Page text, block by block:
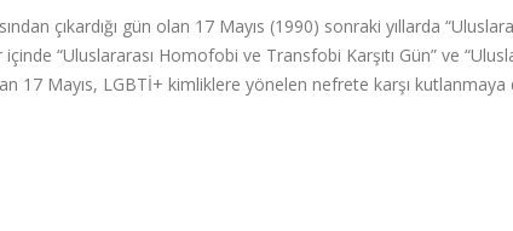
çıkardığı gün olan 17 Mayıs (1990) sonraki yıllarda
“Uluslararası Homofobi ve Transfobi Karşıtı Gün” ve
17 Mayıs, LGBTİ+ kimliklere yönelen nefrete karşı kutlanmaya